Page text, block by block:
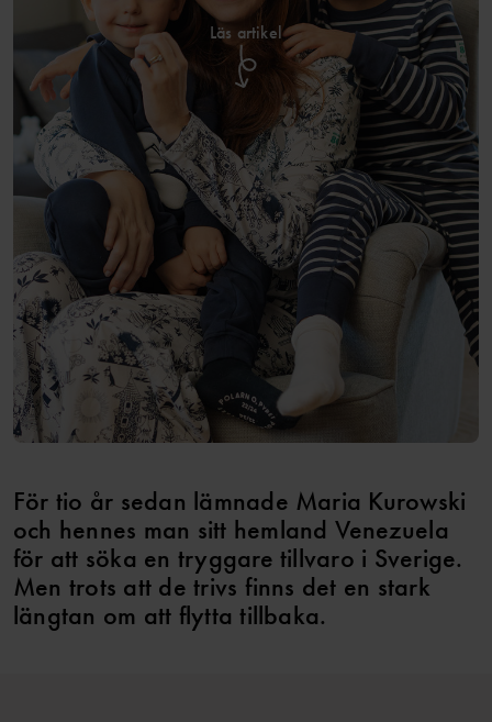
Läs artikel
För tio år sedan lämnade Maria Kurowski
och hennes man sitt hemland Venezuela
för att söka en tryggare tillvaro i Sverige.
Men trots att de trivs finns det en stark
längtan om att flytta tillbaka.